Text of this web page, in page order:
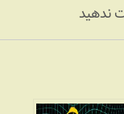
ندهید